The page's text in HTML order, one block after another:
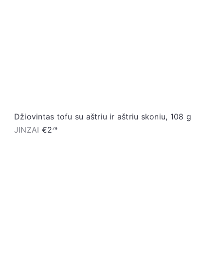
Džiovintas tofu su aštriu ir aštriu skoniu, 108 g
JINZAI €279